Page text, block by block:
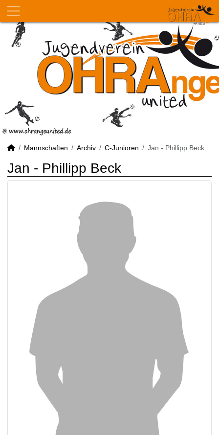
Mannschaften Archiv C-Junioren Jan - Phillipp Beck
Jan - Phillipp Beck